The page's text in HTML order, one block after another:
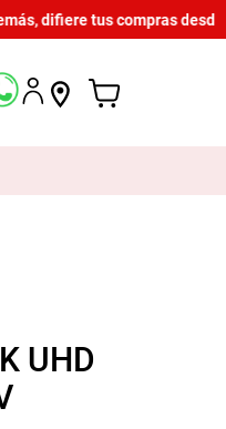
difiere tus compras desde
UHD